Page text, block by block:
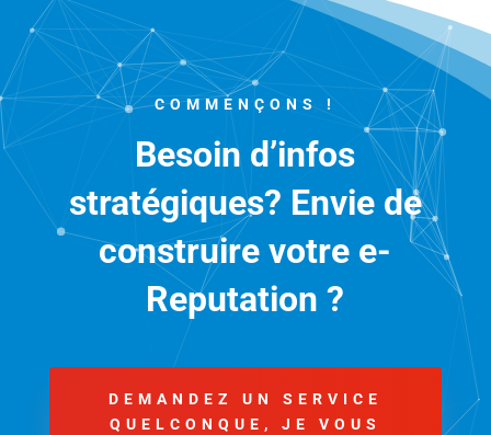
COMMENÇONS !
Besoin d’infos
stratégiques? Envie de
construire votre e-
Reputation ?
DEMANDEZ UN SERVICE
QUELCONQUE, JE VOUS